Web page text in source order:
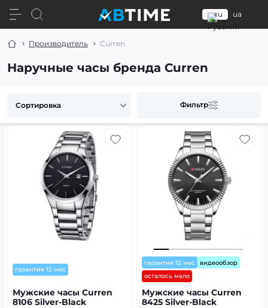
ru ua
Производитель Curren
Наручные часы бренда Curren
Фильтр
гарантия 12 мес
Мужские часы Curren
8106 Silver-Black
гарантия 12 мес
видеообзор
осталось мало
Мужские часы Curren
8425 Silver-Black